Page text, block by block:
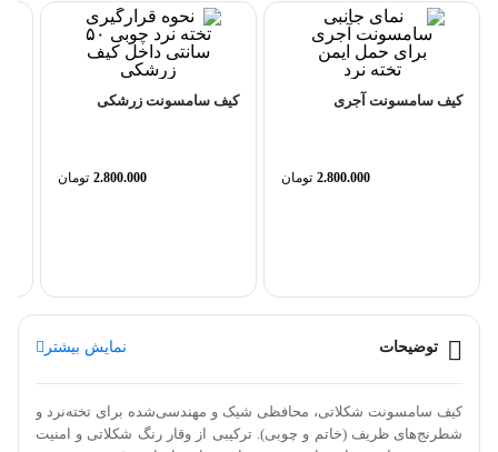
کیف سامسونت آجری
تومان 2.800.000
کیف سامسونت زرشکی
تومان 2.800.000
توضیحات نمایش بیشتر
کیف سامسونت شکلاتی، محافظی شیک و مهندسی‌شده برای تخته‌نرد و
شطرنج‌های ظریف (خاتم و چوبی). ترکیبی از وقار رنگ شکلاتی و امنیت